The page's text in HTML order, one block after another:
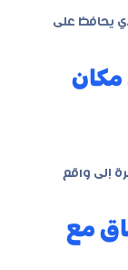
يحافظ على
مكان
إلى واقع
مع